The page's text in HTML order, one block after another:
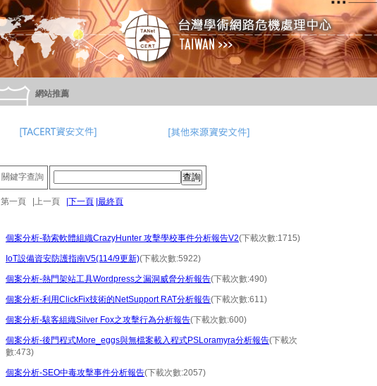
網站推薦
關鍵字查詢
第一頁 |上一頁 |下一頁 |最終頁
個案分析-勒索軟體組織CrazyHunter 攻擊學校事件分析報告V2(下載次數:1715)
IoT設備資安防護指南V5(114/9更新)(下載次數:5922)
個案分析-熱門架站工具Wordpress之漏洞威脅分析報告(下載次數:490)
個案分析-利用ClickFix技術的NetSupport RAT分析報告(下載次數:611)
個案分析-駭客組織Silver Fox之攻擊行為分析報告(下載次數:600)
個案分析-後門程式More_eggs與無檔案載入程式PSLoramyra分析報告(下載次
數:473)
個案分析-SEO中毒攻擊事件分析報告(下載次數:2057)